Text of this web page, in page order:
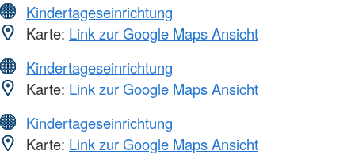
Kindertageseinrichtung
Karte: Link zur Google Maps Ansicht
Kindertageseinrichtung
Karte: Link zur Google Maps Ansicht
Kindertageseinrichtung
Karte: Link zur Google Maps Ansicht